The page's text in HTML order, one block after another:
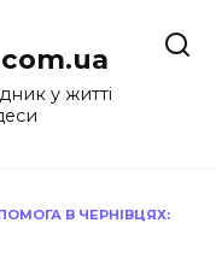
у житті
В ЧЕРНІВЦЯХ: